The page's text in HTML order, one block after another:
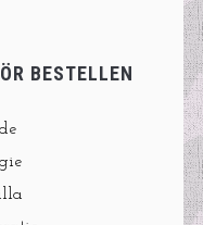
BESTELLEN